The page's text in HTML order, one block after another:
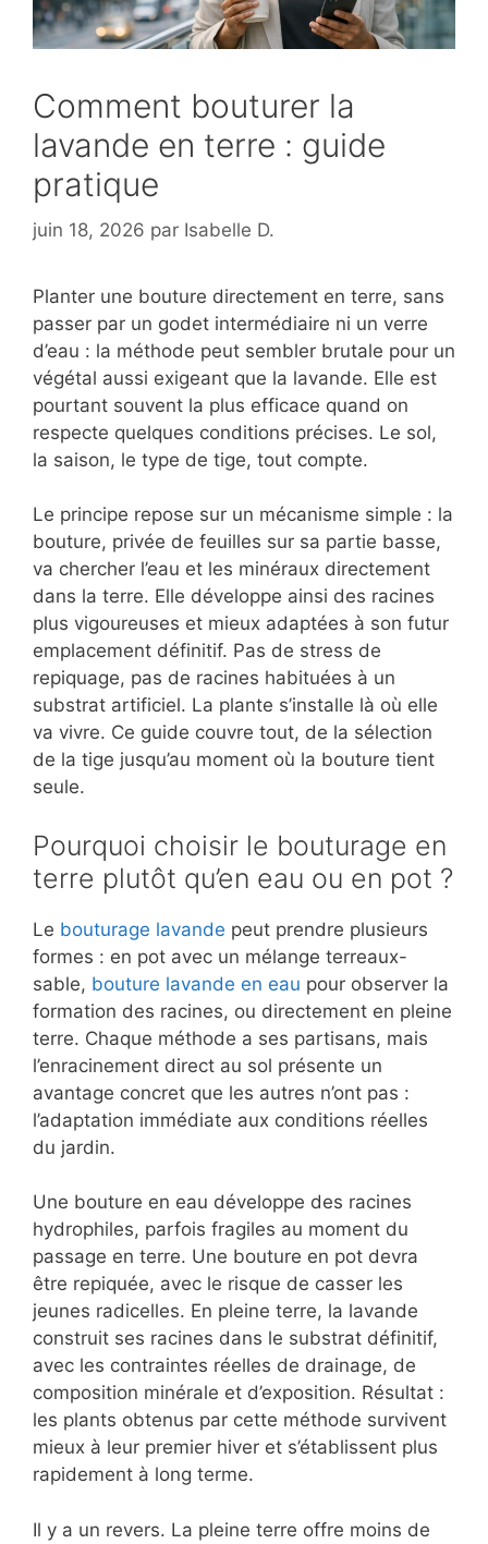
Comment bouturer la
lavande en terre : guide
pratique
juin 18, 2026 par Isabelle D.
Planter une bouture directement en terre, sans
passer par un godet intermédiaire ni un verre
d’eau : la méthode peut sembler brutale pour un
végétal aussi exigeant que la lavande. Elle est
pourtant souvent la plus efficace quand on
respecte quelques conditions précises. Le sol,
la saison, le type de tige, tout compte.
Le principe repose sur un mécanisme simple : la
bouture, privée de feuilles sur sa partie basse,
va chercher l’eau et les minéraux directement
dans la terre. Elle développe ainsi des racines
plus vigoureuses et mieux adaptées à son futur
emplacement définitif. Pas de stress de
repiquage, pas de racines habituées à un
substrat artificiel. La plante s’installe là où elle
va vivre. Ce guide couvre tout, de la sélection
de la tige jusqu’au moment où la bouture tient
seule.
Pourquoi choisir le bouturage en
terre plutôt qu’en eau ou en pot ?
Le bouturage lavande peut prendre plusieurs
formes : en pot avec un mélange terreaux-
sable, bouture lavande en eau pour observer la
formation des racines, ou directement en pleine
terre. Chaque méthode a ses partisans, mais
l’enracinement direct au sol présente un
avantage concret que les autres n’ont pas :
l’adaptation immédiate aux conditions réelles
du jardin.
Une bouture en eau développe des racines
hydrophiles, parfois fragiles au moment du
passage en terre. Une bouture en pot devra
être repiquée, avec le risque de casser les
jeunes radicelles. En pleine terre, la lavande
construit ses racines dans le substrat définitif,
avec les contraintes réelles de drainage, de
composition minérale et d’exposition. Résultat :
les plants obtenus par cette méthode survivent
mieux à leur premier hiver et s’établissent plus
rapidement à long terme.
Il y a un revers. La pleine terre offre moins de